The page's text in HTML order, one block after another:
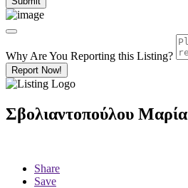
Why Are You Reporting this Listing?
Report Now!
Σβολιαντοπούλου Μαρία
Share
Save